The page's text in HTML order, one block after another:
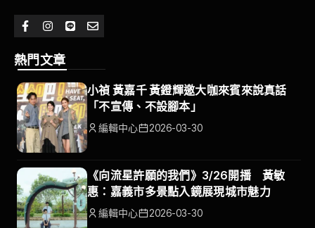
熱門文章
小禎 黃嘉千 黃鐙輝邀大咖來賓來說真話
「不宣傳、不設腳本」
編輯中心 2026-03-30
《向流星許願的我們》3/26開播 黃敏
惠：嘉義市多景點入鏡展現城市魅力
編輯中心 2026-03-30